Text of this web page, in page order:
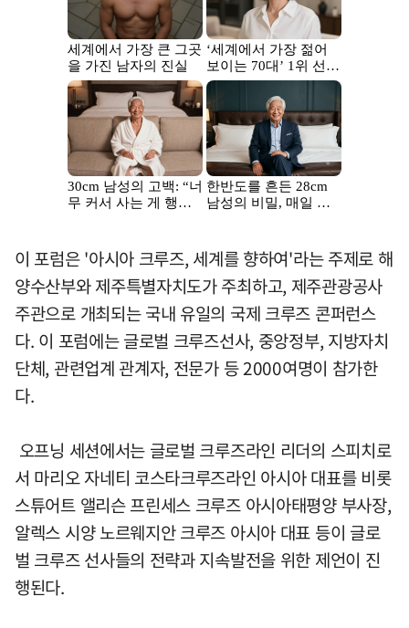
이 포럼은 '아시아 크루즈, 세계를 향하여'라는 주제로 해
양수산부와 제주특별자치도가 주최하고, 제주관광공사
주관으로 개최되는 국내 유일의 국제 크루즈 콘퍼런스
다. 이 포럼에는 글로벌 크루즈선사, 중앙정부, 지방자치
단체, 관련업계 관계자, 전문가 등 2000여명이 참가한
다.
오프닝 세션에서는 글로벌 크루즈라인 리더의 스피치로
서 마리오 자네티 코스타크루즈라인 아시아 대표를 비롯
스튜어트 앨리슨 프린세스 크루즈 아시아태평양 부사장,
알렉스 시양 노르웨지안 크루즈 아시아 대표 등이 글로
벌 크루즈 선사들의 전략과 지속발전을 위한 제언이 진
행된다.